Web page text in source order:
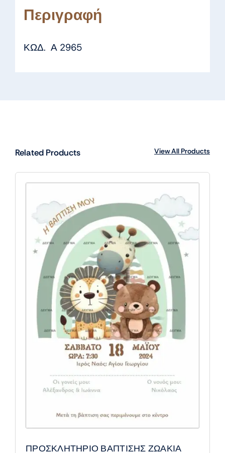
Περιγραφή
ΚΩΔ. Α 2965
Related Products View All Products
ΠΡΟΣΚΛΗΤΗΡΙΟ ΒΑΠΤΙΣΗΣ ΖΩΑΚΙΑ